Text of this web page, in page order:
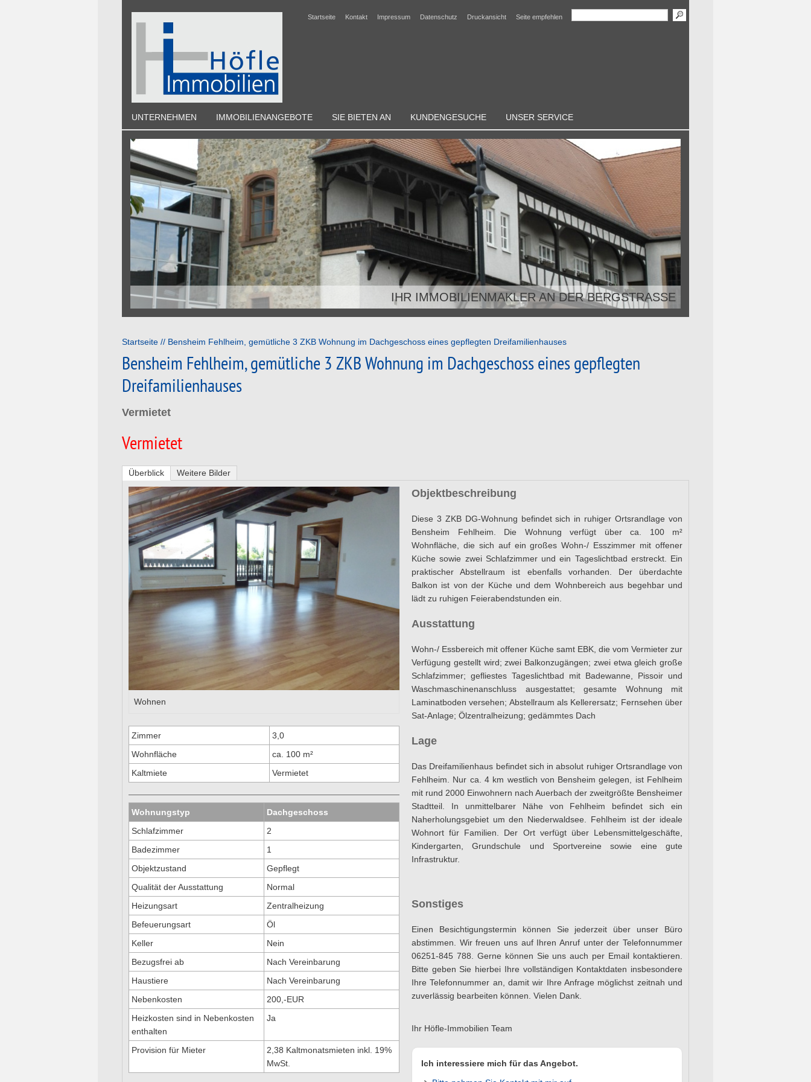
Startseite Kontakt Impressum Datenschutz Druckansicht Seite empfehlen
UNTERNEHMEN IMMOBILIENANGEBOTE SIE BIETEN AN KUNDENGESUCHE UNSER SERVICE
IHR IMMOBILIENMAKLER AN DER BERGSTRASSE
Startseite Bensheim Fehlheim, gemütliche 3 ZKB Wohnung im Dachgeschoss eines gepflegten Dreifamilienhauses
Bensheim Fehlheim, gemütliche 3 ZKB Wohnung im Dachgeschoss eines gepflegten
Dreifamilienhauses
Vermietet
Vermietet
Überblick Weitere Bilder
Wohnen
Zimmer
3,0
Wohnfläche
ca. 100 m²
Kaltmiete
Vermietet
Wohnungstyp
Dachgeschoss
Schlafzimmer
2
Badezimmer
1
Objektzustand
Gepflegt
Qualität der Ausstattung
Normal
Heizungsart
Zentralheizung
Befeuerungsart
Öl
Keller
Nein
Bezugsfrei ab
Nach Vereinbarung
Haustiere
Nach Vereinbarung
Nebenkosten
200,-EUR
Heizkosten sind in Nebenkosten
enthalten
Ja
Provision für Mieter
2,38 Kaltmonatsmieten inkl. 19%
MwSt.
Objektbeschreibung
Diese 3 ZKB DG-Wohnung befindet sich in ruhiger Ortsrandlage von
Bensheim Fehlheim. Die Wohnung verfügt über ca. 100 m²
Wohnfläche, die sich auf ein großes Wohn-/ Esszimmer mit offener
Küche sowie zwei Schlafzimmer und ein Tageslichtbad erstreckt. Ein
praktischer Abstellraum ist ebenfalls vorhanden. Der überdachte
Balkon ist von der Küche und dem Wohnbereich aus begehbar und
lädt zu ruhigen Feierabendstunden ein.
Ausstattung
Wohn-/ Essbereich mit offener Küche samt EBK, die vom Vermieter zur
Verfügung gestellt wird; zwei Balkonzugängen; zwei etwa gleich große
Schlafzimmer; gefliestes Tageslichtbad mit Badewanne, Pissoir und
Waschmaschinenanschluss ausgestattet; gesamte Wohnung mit
Laminatboden versehen; Abstellraum als Kellerersatz; Fernsehen über
Sat-Anlage; Ölzentralheizung; gedämmtes Dach
Lage
Das Dreifamilienhaus befindet sich in absolut ruhiger Ortsrandlage von
Fehlheim. Nur ca. 4 km westlich von Bensheim gelegen, ist Fehlheim
mit rund 2000 Einwohnern nach Auerbach der zweitgrößte Bensheimer
Stadtteil. In unmittelbarer Nähe von Fehlheim befindet sich ein
Naherholungsgebiet um den Niederwaldsee. Fehlheim ist der ideale
Wohnort für Familien. Der Ort verfügt über Lebensmittelgeschäfte,
Kindergarten, Grundschule und Sportvereine sowie eine gute
Infrastruktur.
Sonstiges
Einen Besichtigungstermin können Sie jederzeit über unser Büro
abstimmen. Wir freuen uns auf Ihren Anruf unter der Telefonnummer
06251-845 788. Gerne können Sie uns auch per Email kontaktieren.
Bitte geben Sie hierbei Ihre vollständigen Kontaktdaten insbesondere
Ihre Telefonnummer an, damit wir Ihre Anfrage möglichst zeitnah und
zuverlässig bearbeiten können. Vielen Dank.
Ihr Höfle-Immobilien Team
Ich interessiere mich für das Angebot.